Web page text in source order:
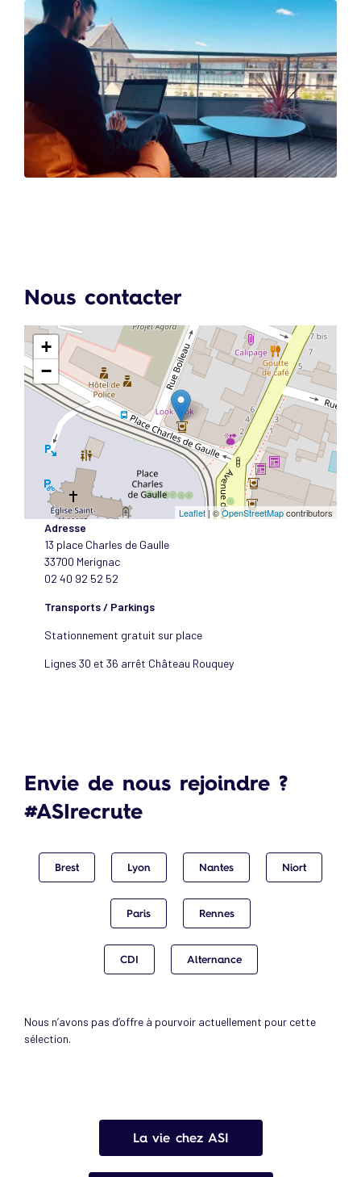
Nous contacter
+
−
Leaflet| ©OpenStreetMapcontributors
Adresse
13 place Charles de Gaulle
33700 Merignac
02 40 92 52 52
Transports / Parkings
Stationnement gratuit sur place
Lignes 30 et 36 arrêt Château Rouquey
Envie de nous rejoindre ?
#ASIrecrute
Brest Lyon Nantes Niort
Paris Rennes
CDI Alternance
Nous n’avons pas d’offre à pourvoir actuellement pour cette
sélection.
La vie chez ASI